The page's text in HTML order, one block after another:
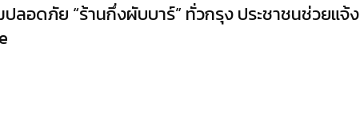
ลอดภัย “ร้านกึ่งผับบาร์” ทั่วกรุง ประชาชนช่วยแจ้ง